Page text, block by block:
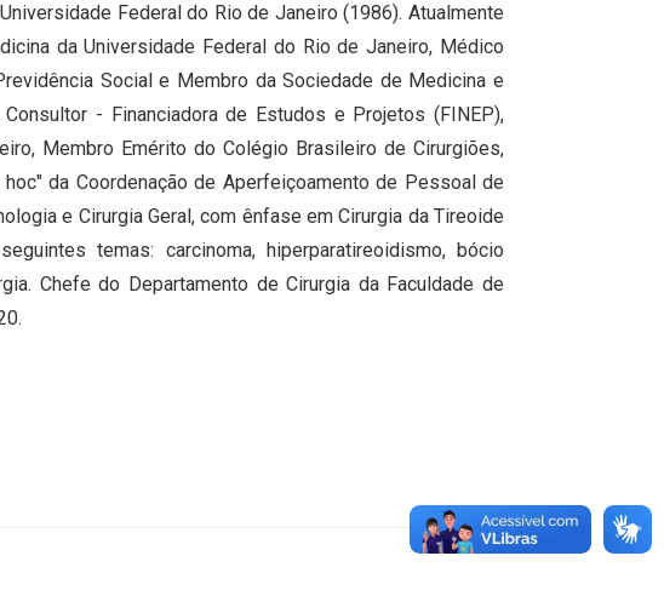
Federal do Rio de Janeiro (1986). Atualmente
da Universidade Federal do Rio de Janeiro, Médico
Social e Membro da Sociedade de Medicina e
- Financiadora de Estudos e Projetos (FINEP),
Membro Emérito do Colégio Brasileiro de Cirurgiões,
da Coordenação de Aperfeiçoamento de Pessoal de
e Cirurgia Geral, com ênfase em Cirurgia da Tireoide
temas: carcinoma, hiperparatireoidismo, bócio
Chefe do Departamento de Cirurgia da Faculdade de